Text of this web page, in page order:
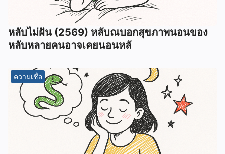
หลับไม่ฝัน (2569) หลับณบอกสุขภาพนอนของ
หลับหลายคนอาจเคยนอนหลั
ความเชื่อ